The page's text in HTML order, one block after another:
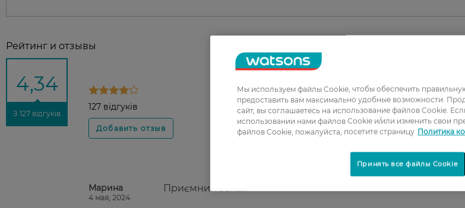
Рейтинг и отзывы
4,34
З 127 відгуків
127 відгуків
2
3
4
5
Марина
4 мая, 2024
Приємний запах
Мы используем файлы Cookie, чтобы обеспечить
предоставить вам максимально удобные возможности.
сайт, вы соглашаетесь на использование файлов Cookie.
использовании нами файлов Cookie и/или изменить свои
файлов Cookie, пожалуйста, посетите страницу Политика
Принять все файлы Cookie